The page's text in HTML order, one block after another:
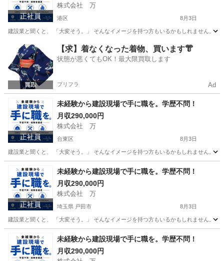
正社員
株式会社 万
港区 8月3日
建設業と聞くと、 「大変そう。」 そんなイメージを持つ方もいるかもしれません。
東京 港区 その他
【求】着なくなった着物、買います👘
状態が悪くてもOK！最大限買取します
プリフラ Ad
正社員
未経験から建設現場で手に職を。学歴不問！
月収290,000円
株式会社 万
台東区 8月3日
建設業と聞くと、 「大変そう。」 そんなイメージを持つ方もいるかもしれません。
東京 台東区 その他 未経験
正社員
未経験から建設現場で手に職を。学歴不問！
月収290,000円
株式会社 万
埼玉県 戸田市 8月3日
建設業と聞くと、 「大変そう。」 そんなイメージを持つ方もいるかもしれません。
埼玉 戸田市 その他 未経験
未経験から建設現場で手に職を。学歴不問！
月収290,000円